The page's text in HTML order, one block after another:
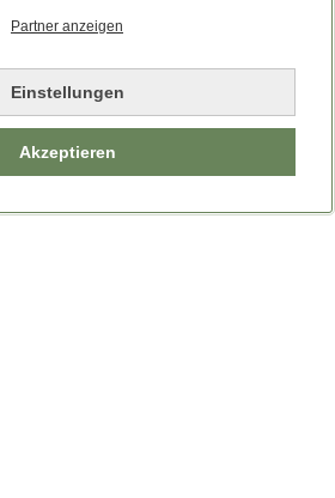
Partner anzeigen
Einstellungen
Akzeptieren